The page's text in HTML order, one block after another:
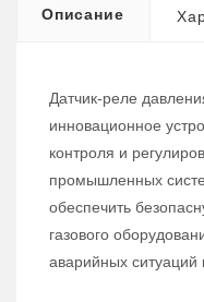
Описание
Датчик-реле
инновационное
контроля и
промышленных
обеспечить
газового
аварийных ситуаций